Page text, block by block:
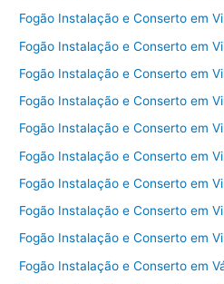
Fogão Instalação e Conserto em
Fogão Instalação e Conserto em
Fogão Instalação e Conserto em
Fogão Instalação e Conserto em
Fogão Instalação e Conserto em
Fogão Instalação e Conserto em
Fogão Instalação e Conserto em
Fogão Instalação e Conserto em
Fogão Instalação e Conserto em
Fogão Instalação e Conserto em